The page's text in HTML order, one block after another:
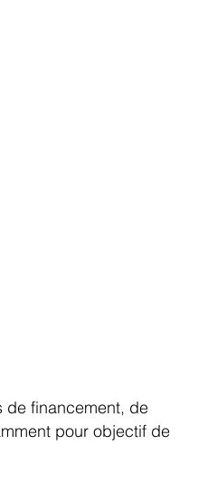
de financement, de
pour objectif de